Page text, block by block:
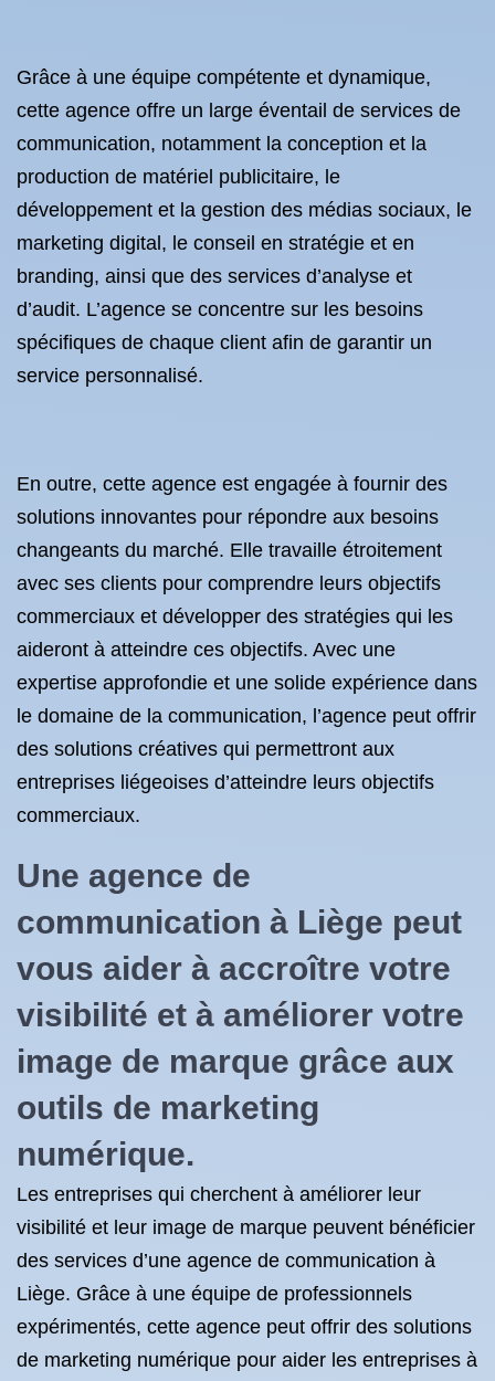
Grâce à une équipe compétente et dynamique,
cette agence offre un large éventail de services de
communication, notamment la conception et la
production de matériel publicitaire, le
développement et la gestion des médias sociaux, le
marketing digital, le conseil en stratégie et en
branding, ainsi que des services d’analyse et
d’audit. L’agence se concentre sur les besoins
spécifiques de chaque client afin de garantir un
service personnalisé.
En outre, cette agence est engagée à fournir des
solutions innovantes pour répondre aux besoins
changeants du marché. Elle travaille étroitement
avec ses clients pour comprendre leurs objectifs
commerciaux et développer des stratégies qui les
aideront à atteindre ces objectifs. Avec une
expertise approfondie et une solide expérience dans
le domaine de la communication, l’agence peut offrir
des solutions créatives qui permettront aux
entreprises liégeoises d’atteindre leurs objectifs
commerciaux.
Une agence de
communication à Liège peut
vous aider à accroître votre
visibilité et à améliorer votre
image de marque grâce aux
outils de marketing
numérique.
Les entreprises qui cherchent à améliorer leur
visibilité et leur image de marque peuvent bénéficier
des services d’une agence de communication à
Liège. Grâce à une équipe de professionnels
expérimentés, cette agence peut offrir des solutions
de marketing numérique pour aider les entreprises à